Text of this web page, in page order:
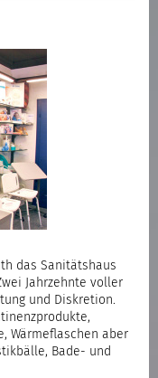
das Sanitätshaus
Jahrzehnte voller
und Diskretion.
Wärmeflaschen aber
Bade- und